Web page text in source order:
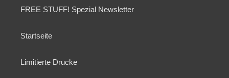
FREE STUFF! Spezial Newsletter
Startseite
Limitierte Drucke